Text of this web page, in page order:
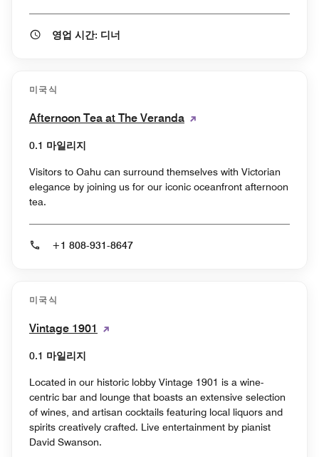
영업 시간: 디너
미국식
Afternoon Tea at The Veranda
0.1 마일리지
Visitors to Oahu can surround themselves with Victorian
elegance by joining us for our iconic oceanfront afternoon
tea.
+1 808-931-8647
미국식
Vintage 1901
0.1 마일리지
Located in our historic lobby Vintage 1901 is a wine-
centric bar and lounge that boasts an extensive selection
of wines, and artisan cocktails featuring local liquors and
spirits creatively crafted. Live entertainment by pianist
David Swanson.